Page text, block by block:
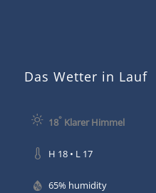
Das Wetter in Lauf
18°Klarer Himmel
H 18 • L 17
65% humidity